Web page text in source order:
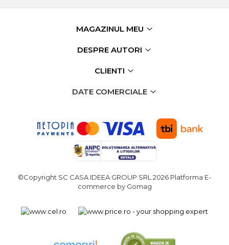
Scari
Pistol Spuma Poliuretanica
tamplarie si alte domenii
Suruburi si dibluri
MAGAZINUL MEU
DESPRE AUTORI
CLIENTI
DATE COMERCIALE
©Copyright SC CASA IDEEA GROUP SRL 2026 Platforma E-
commerce by Gomag